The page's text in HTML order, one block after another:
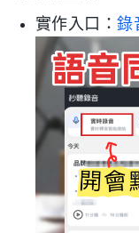
實作入口：錄